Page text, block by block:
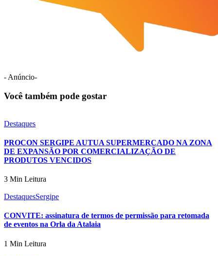
- Anúncio-
Você também pode gostar
Destaques
PROCON SERGIPE AUTUA SUPERMERCADO NA ZONA
DE EXPANSÃO POR COMERCIALIZAÇÃO DE
PRODUTOS VENCIDOS
3 Min Leitura
DestaquesSergipe
CONVITE: assinatura de termos de permissão para retomada
de eventos na Orla da Atalaia
1 Min Leitura